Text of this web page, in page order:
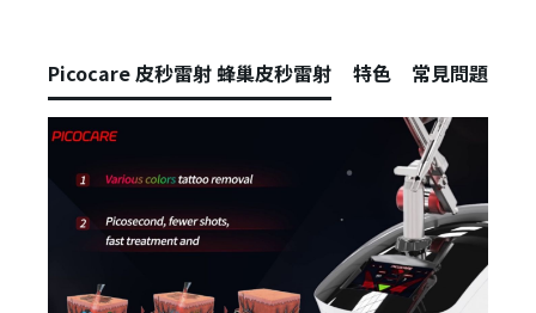
Picocare 皮秒雷射 蜂巢皮秒雷射 特色 常見問題